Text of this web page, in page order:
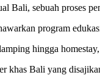
Bali, sebuah proses
program
hingga
khas Bali yang